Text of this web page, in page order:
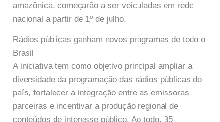
amazônica, começarão a ser veiculadas em rede
nacional a partir de 1º de julho.
Rádios públicas ganham novos programas de todo o
Brasil
A iniciativa tem como objetivo principal ampliar a
diversidade da programação das rádios públicas do
país, fortalecer a integração entre as emissoras
parceiras e incentivar a produção regional de
conteúdos de interesse público. Ao todo, 35